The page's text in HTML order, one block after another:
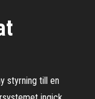
styrning till en